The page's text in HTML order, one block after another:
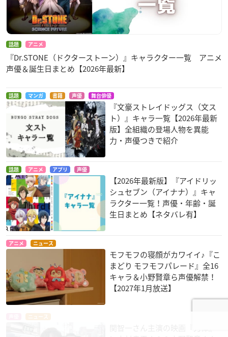
話題 アニメ
『Dr.STONE（ドクターストーン）』キャラクター一覧 アニメ
声優＆誕生日まとめ【2026年最新】
話題 マンガ 書籍 声優 舞台俳優
『文豪ストレイドッグス（文ス
ト）』キャラ一覧【2026年最新
版】全組織の登場人物を異能
力・声優つきで紹介
話題 アニメ アプリ 声優
【2026年最新版】『アイドリッ
シュセブン（アイナナ）』キャ
ラクター一覧！声優・年齢・誕
生日まとめ【ネタバレ有】
アニメ ニュース
モフモフの寝顔がカワイイ♪『こ
まどり モフモフパレード』全16
キャラ＆小野賢章ら声優解禁！
【2027年1月放送】
ニュース